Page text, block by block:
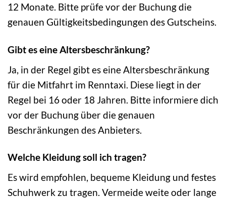
12 Monate. Bitte prüfe vor der Buchung die
genauen Gültigkeitsbedingungen des Gutscheins.
Gibt es eine Altersbeschränkung?
Ja, in der Regel gibt es eine Altersbeschränkung
für die Mitfahrt im Renntaxi. Diese liegt in der
Regel bei 16 oder 18 Jahren. Bitte informiere dich
vor der Buchung über die genauen
Beschränkungen des Anbieters.
Welche Kleidung soll ich tragen?
Es wird empfohlen, bequeme Kleidung und festes
Schuhwerk zu tragen. Vermeide weite oder lange